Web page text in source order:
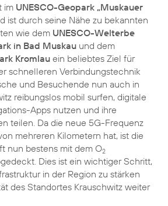
im UNESCO-Geopark „Muskauer
ist durch seine Nähe zu bekannten
wie dem UNESCO-Welterbe
in Bad Muskau und dem
Kromlau ein beliebtes Ziel für
schnelleren Verbindungstechnik
und Besuchende nun auch in
reibungslos mobil surfen, digitale
Apps nutzen und ihre
teilen. Da die neue 5G-Frequenz
mehreren Kilometern hat, ist die
nun bestens mit dem O2
Dies ist ein wichtiger Schritt,
in der Region zu stärken
des Standortes Krauschwitz weiter